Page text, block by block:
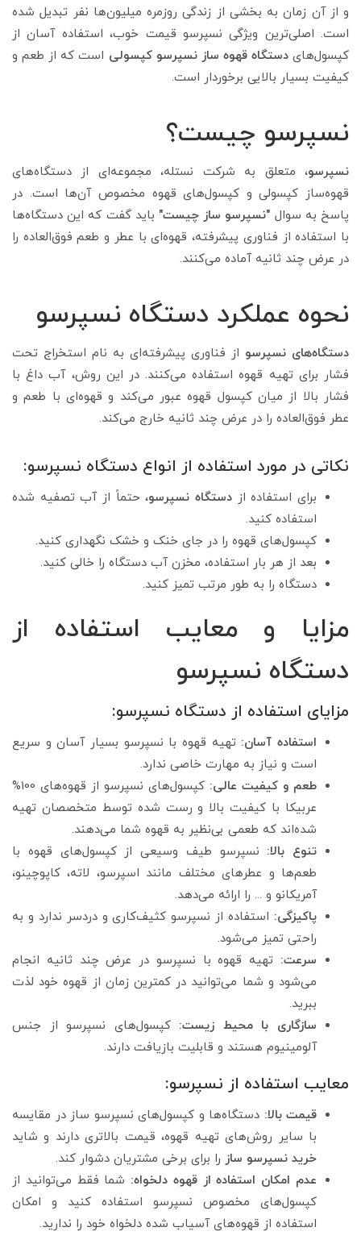
و از آن زمان به بخشی از زندگی روزمره میلیون‌ها نفر تبدیل شده
است. اصلی‌ترین ویژگی نسپرسو قیمت خوب، استفاده آسان از
کپسول‌هایدستگاه قهوه ساز نسپرسو کپسولی است که از طعم و
کیفیت بسیار بالایی برخوردار است.
نسپرسو چیست؟
نسپرسو، متعلق به شرکت نستله، مجموعه‌ای از دستگاه‌های
قهوه‌ساز کپسولی و کپسول‌های قهوه مخصوص آن‌ها است. در
پاسخ به سوال "نسپرسو ساز چیست" باید گفت که این دستگاه‌ها
با استفاده از فناوری پیشرفته، قهوه‌ای با عطر و طعم فوق‌العاده را
در عرض چند ثانیه آماده می‌کنند.
نحوه عملکرد دستگاه نسپرسو
دستگاه‌های نسپرسو از فناوری پیشرفته‌ای به نام استخراج تحت
فشار برای تهیه قهوه استفاده می‌کنند. در این روش، آب داغ با
فشار بالا از میان کپسول قهوه عبور می‌کند و قهوه‌ای با طعم و
عطر فوق‌العاده را در عرض چند ثانیه خارج می‌کند.
نکاتی در مورد استفاده از انواع دستگاه نسپرسو:
برای استفاده از دستگاه نسپرسو، حتماً از آب تصفیه شده
استفاده کنید.
کپسول‌های قهوه را در جای خنک و خشک نگهداری کنید.
بعد از هر بار استفاده، مخزن آب دستگاه را خالی کنید.
دستگاه را به طور مرتب تمیز کنید.
مزایا و معایب استفاده از
دستگاه نسپرسو
مزایای استفاده از دستگاه نسپرسو:
استفاده آسان: تهیه قهوه با نسپرسو بسیار آسان و سریع
است و نیاز به مهارت خاصی ندارد.
طعم و کیفیت عالی:
کپسول‌های نسپرسو از قهوه‌های 100%
عربیکا با کیفیت بالا و رست شده توسط متخصصان تهیه
شده‌اند که طعمی بی‌نظیر به قهوه شما می‌دهند.
تنوع بالا: نسپرسو طیف وسیعی از کپسول‌های قهوه با
طعم‌ها و عطرهای مختلف مانند اسپرسو، لاته، کاپوچینو،
آمریکانو و ... را ارائه می‌دهد.
پاکیزگی: استفاده از نسپرسو کثیف‌کاری و دردسر ندارد و به
راحتی تمیز می‌شود.
سرعت: تهیه قهوه با نسپرسو در عرض چند ثانیه انجام
می‌شود و شما می‌توانید در کمترین زمان از قهوه خود لذت
ببرید.
سازگاری با محیط زیست: کپسول‌های نسپرسو از جنس
آلومینیوم هستند و قابلیت بازیافت دارند.
معایب استفاده از نسپرسو:
قیمت بالا: دستگاه‌ها و کپسول‌های نسپرسو ساز در مقایسه
با سایر روش‌های تهیه قهوه، قیمت بالاتری دارند و شاید
خرید نسپرسو ساز را برای برخی مشتریان دشوار کند.
عدم امکان استفاده از قهوه دلخواه: شما فقط می‌توانید از
کپسول‌های مخصوص نسپرسو استفاده کنید و امکان
استفاده از قهوه‌های آسیاب شده دلخواه خود را ندارید.